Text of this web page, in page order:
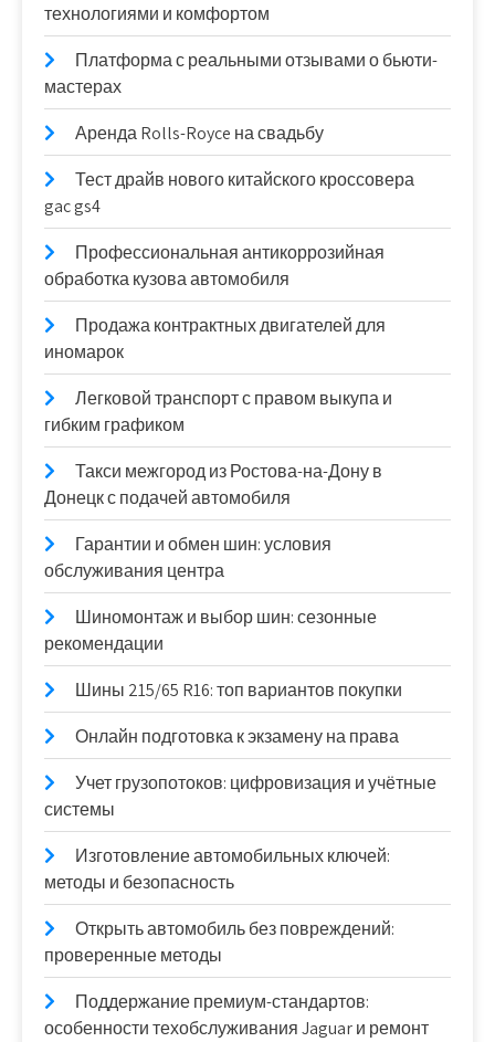
технологиями и комфортом
Платформа с реальными отзывами о бьюти-
мастерах
Аренда Rolls-Royce на свадьбу
Тест драйв нового китайского кроссовера
gac gs4
Профессиональная антикоррозийная
обработка кузова автомобиля
Продажа контрактных двигателей для
иномарок
Легковой транспорт с правом выкупа и
гибким графиком
Такси межгород из Ростова-на-Дону в
Донецк с подачей автомобиля
Гарантии и обмен шин: условия
обслуживания центра
Шиномонтаж и выбор шин: сезонные
рекомендации
Шины 215/65 R16: топ вариантов покупки
Онлайн подготовка к экзамену на права
Учет грузопотоков: цифровизация и учётные
системы
Изготовление автомобильных ключей:
методы и безопасность
Открыть автомобиль без повреждений:
проверенные методы
Поддержание премиум-стандартов:
особенности техобслуживания Jaguar и ремонт